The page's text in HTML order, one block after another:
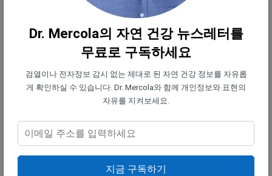
은 그것에 대해 걱정할 필요가 없습니다."
어떤 종류의 천연 소금을 선택하든, 이 소금 중 일부
는 오늘날 합성적으로 생산될 수 있기 때문에 전통적
인 생산 방법을 사용하는 신뢰할 수 있는 공급원으로
부터 구입하도록 하세요. 예를 들어, 히말라야 블랙
화나트륨, 황산제2철, 그리고 숯을 혼합하여 제조됩
니다.
Dr. Mercola의 자연 건강 뉴스레터를
무료로 구독하세요
검열이나 전자정보 감시 없는 제대로 된 자연 건강 정보를 자유롭
게 확인하실 수 있습니다. Dr. Mercola와 함께 개인정보와 표현의
자유를 지켜보세요.
지금 구독하기